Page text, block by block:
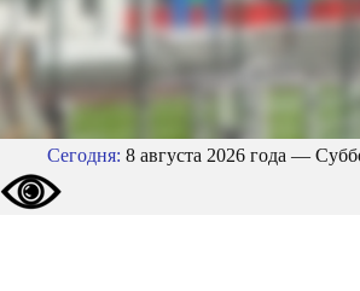
Сегодня: 8 августа 2026 года —